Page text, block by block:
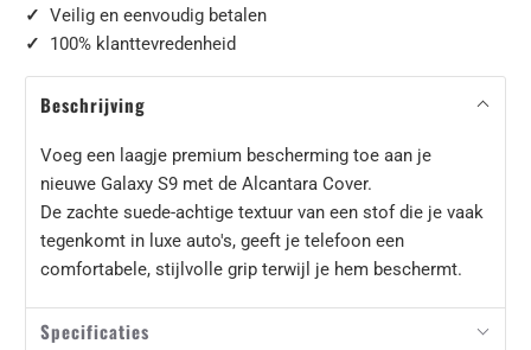
✓Veilig en eenvoudig betalen
✓ 100% klanttevredenheid
Beschrijving
Voeg een laagje premium bescherming toe aan je
nieuwe Galaxy S9 met de Alcantara Cover.
De zachte suede-achtige textuur van een stof die je vaak
tegenkomt in luxe auto's, geeft je telefoon een
comfortabele, stijlvolle grip terwijl je hem beschermt.
Specificaties